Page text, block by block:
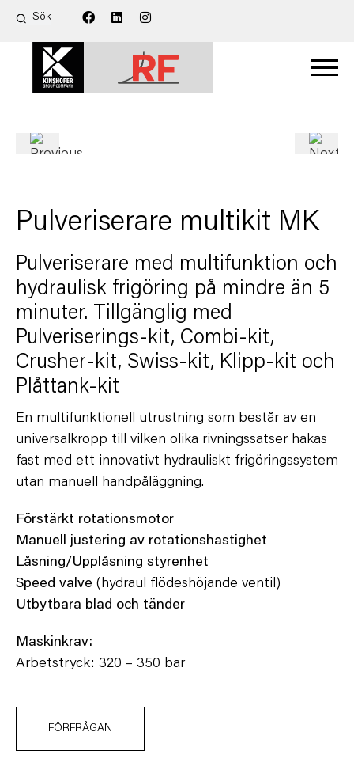
Pulveriserare multikit MK
Pulveriserare med multifunktion och
hydraulisk frigöring på mindre än 5
minuter. Tillgänglig med
Pulveriserings-kit, Combi-kit,
Crusher-kit, Swiss-kit, Klipp-kit och
Plåttank-kit
En multifunktionell utrustning som består av en
universalkropp till vilken olika rivningssatser hakas
fast med ett innovativt hydrauliskt frigöringssystem
utan manuell handpåläggning.
Förstärkt rotationsmotor
Manuell justering av rotationshastighet
Låsning/Upplåsning styrenhet
Speed valve (hydraul flödeshöjande ventil)
Utbytbara blad och tänder
Maskinkrav:
Arbetstryck: 320 – 350 bar
FÖRFRÅGAN